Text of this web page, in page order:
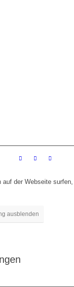
der Webseite surfen,
ausblenden